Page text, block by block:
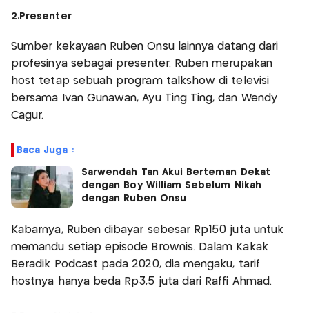
2.Presenter
Sumber kekayaan Ruben Onsu lainnya datang dari
profesinya sebagai presenter. Ruben merupakan
host tetap sebuah program talkshow di televisi
bersama Ivan Gunawan, Ayu Ting Ting, dan Wendy
Cagur.
Baca Juga :
Sarwendah Tan Akui Berteman Dekat
dengan Boy William Sebelum Nikah
dengan Ruben Onsu
Kabarnya, Ruben dibayar sebesar Rp150 juta untuk
memandu setiap episode Brownis. Dalam Kakak
Beradik Podcast pada 2020, dia mengaku, tarif
hostnya hanya beda Rp3,5 juta dari Raffi Ahmad.